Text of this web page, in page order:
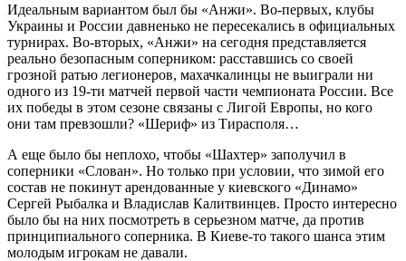
Идеальным вариантом был бы «Анжи». Во-первых, клубы
Украины и России давненько не пересекались в официальных
турнирах. Во-вторых, «Анжи» на сегодня представляется
реально безопасным соперником: расставшись со своей
грозной ратью легионеров, махачкалинцы не выиграли ни
одного из 19-ти матчей первой части чемпионата России. Все
их победы в этом сезоне связаны с Лигой Европы, но кого
они там превзошли? «Шериф» из Тирасполя…
А еще было бы неплохо, чтобы «Шахтер» заполучил в
соперники «Слован». Но только при условии, что зимой его
состав не покинут арендованные у киевского «Динамо»
Сергей Рыбалка и Владислав Калитвинцев. Просто интересно
было бы на них посмотреть в серьезном матче, да против
принципиального соперника. В Киеве-то такого шанса этим
молодым игрокам не давали.